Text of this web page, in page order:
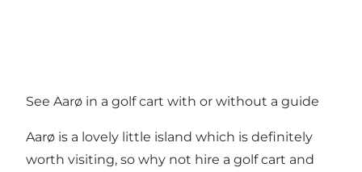
See Aarø in a golf cart with or without a guide
Aarø is a lovely little island which is definitely
worth visiting, so why not hire a golf cart and